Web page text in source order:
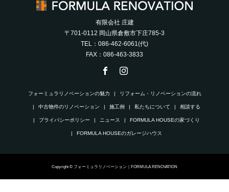
有限会社 庄建
〒701-0112 岡山県倉敷市下庄785-3
TEL：086-462-6061(代)
FAX：086-463-3833
フォーミュラリノベーションの魅力 リフォーム・リノベーションの流れ
中古物件のリノベーション 施工例 私たちについて 相談する
プライバシーポリシー ニュース FORMULA HOUSEの家づくり
FORMULA HOUSEのガレージハウス
Copyright © フォーミュラリノベーション｜FORMULA RENOVATION